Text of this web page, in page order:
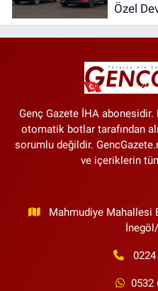
Özel
Faizsiz
Genç Gazete İHA
otomatik botlar tarafından
sorumlu değildir.
ve içeriklerin
Mahmudiye Mahallesi
0532